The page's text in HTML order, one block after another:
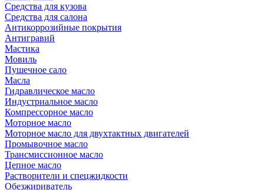
Средства для кузова
Средства для салона
Антикоррозийные покрытия
Антигравий
Мастика
Мовиль
Пушечное сало
Масла
Гидравлическое масло
Индустриальное масло
Компрессорное масло
Моторное масло
Моторное масло для двухтактных двигателей
Промывочное масло
Трансмиссионное масло
Цепное масло
Растворители и спецжидкости
Обезжириватель